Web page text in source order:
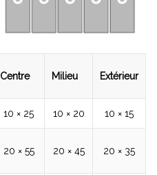
Centre Milieu Extérieur
10 × 25 10 × 20 10 × 15
20 × 55 20 × 45 20 × 35